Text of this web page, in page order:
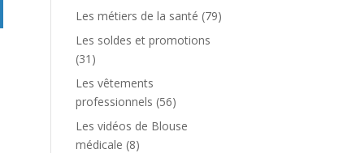
Les métiers de la santé (79)
Les soldes et promotions
(31)
Les vêtements
professionnels (56)
Les vidéos de Blouse
médicale (8)